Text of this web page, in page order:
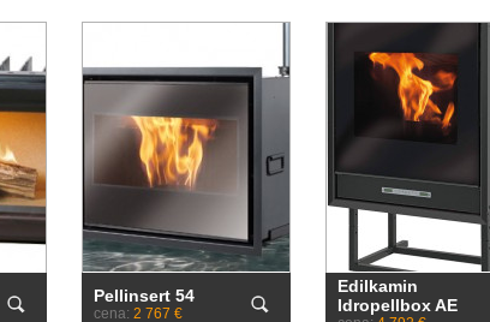
Pellinsert 54
cena: 2 767 €
Edilkamin
Idropellbox AE